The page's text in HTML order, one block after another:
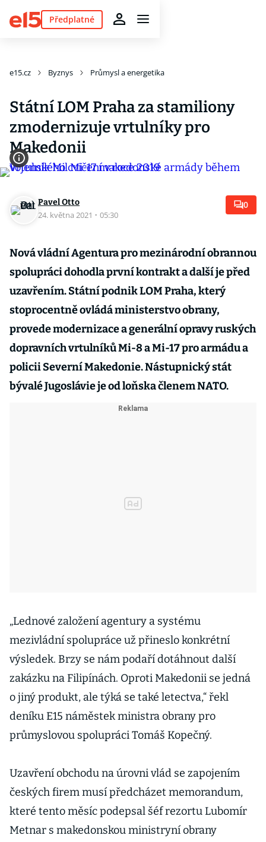
Předplatné
e15.cz Byznys Průmysl a energetika
Státní LOM Praha za stamiliony
zmodernizuje vrtulníky pro
Makedonii
Pavel Otto
24. května 2021 · 05:30
0
Nová vládní Agentura pro mezinárodní obrannou
spolupráci dohodla první kontrakt a další je před
uzavřením. Státní podnik LOM Praha, který
stoprocentně ovládá ministerstvo obrany,
provede modernizace a generální opravy ruských
dopravních vrtulníků Mi-8 a Mi-17 pro armádu a
policii Severní Makedonie. Nástupnický stát
bývalé Jugoslávie je od loňska členem NATO.
„Lednové založení agentury a systému
mezivládní spolupráce už přineslo konkrétní
výsledek. Brzy se nám podaří dotáhnout další
zakázku na Filipínách. Oproti Makedonii se jedná
o jiný produkt, ale týká se také letectva,“ řekl
deníku E15 náměstek ministra obrany pro
průmyslovou spolupráci Tomáš Kopečný.
Uzavření obchodu na úrovni vlád se zapojením
českých firem musí předcházet memorandum,
které tento měsíc podepsal šéf rezortu Lubomír
Metnar s makedonskou ministryní obrany